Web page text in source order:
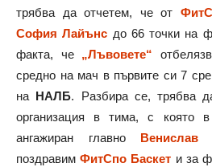
трябва да отчетем, че от
София Лайънс до 66 точки на
факта, че „Лъвовете“
средно на мач в първите си 7
на НАЛБ. Разбира се, трябва
организация в тима, с която
ангажиран главно Венислав
поздравимФитСпо Баскет и за